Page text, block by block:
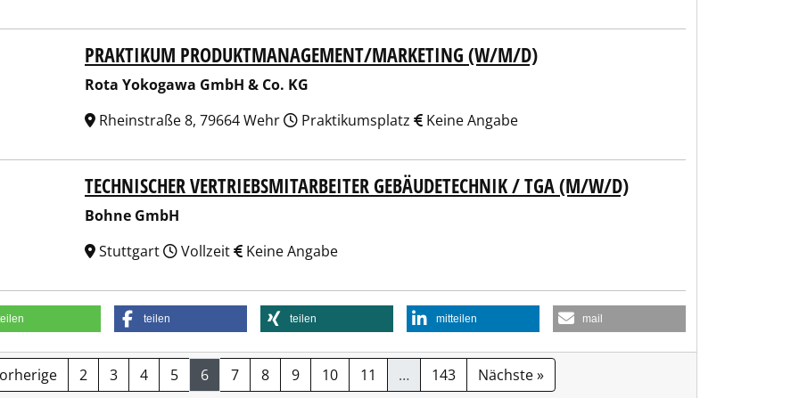
Yokogawa GmbH & Co. KG
PRAKTIKUM PRODUKTMANAGEMENT/MARKETING (W/M/D)
Rota Yokogawa GmbH & Co. KG
Rheinstraße 8, 79664 Wehr
Praktikumsplatz Keine Angabe
TECHNISCHER VERTRIEBSMITARBEITER GEBÄUDETECHNIK / TGA (M/W/D)
Bohne GmbH
Stuttgart
Vollzeit Keine Angabe
teilen teilen mitteilen mail
2 3 4 5 6 7 8 9 10 11 … 143 Nächste »